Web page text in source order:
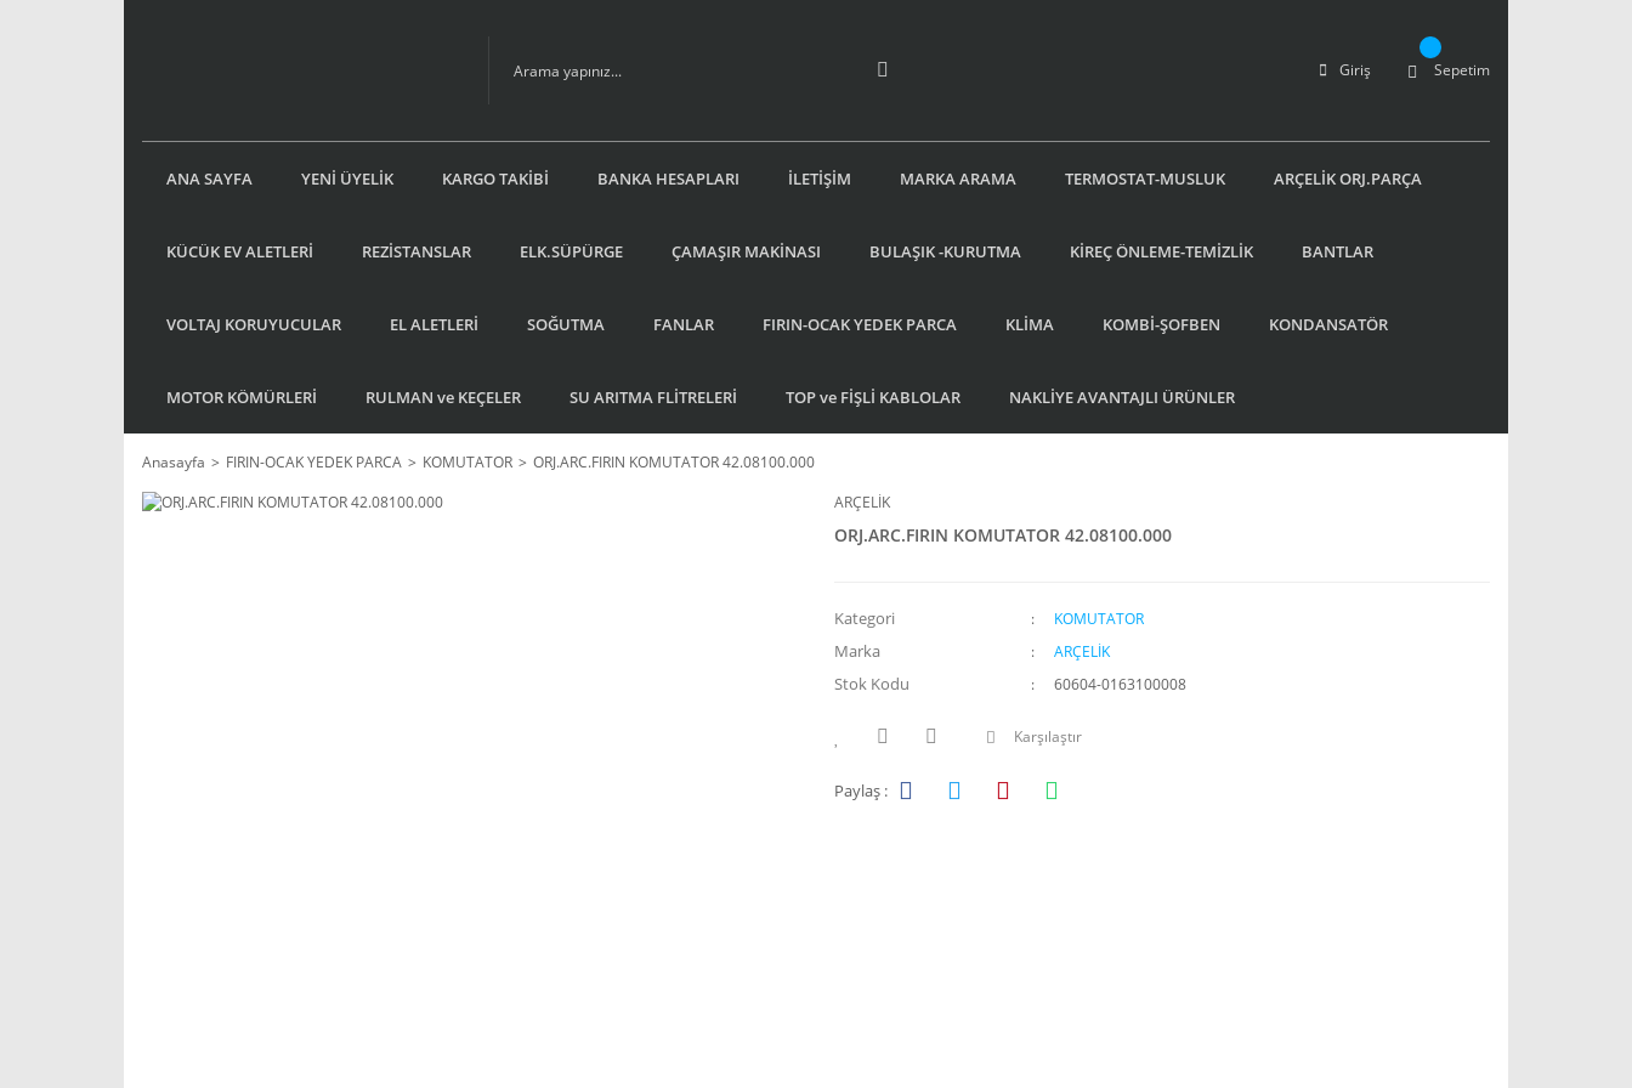
Giriş Sepetim
ANA SAYFA YENİ ÜYELİK KARGO TAKİBİ BANKA HESAPLARI İLETİŞİM MARKA ARAMA TERMOSTAT-MUSLUK ARÇELİK ORJ.PARÇA
KÜCÜK EV ALETLERİ REZİSTANSLAR ELK.SÜPÜRGE ÇAMAŞIR MAKİNASI BULAŞIK -KURUTMA KİREÇ ÖNLEME-TEMİZLİK BANTLAR
VOLTAJ KORUYUCULAR EL ALETLERİ SOĞUTMA FANLAR FIRIN-OCAK YEDEK PARCA KLİMA KOMBİ-ŞOFBEN KONDANSATÖR
MOTOR KÖMÜRLERİ RULMAN ve KEÇELER SU ARITMA FLİTRELERİ TOP ve FİŞLİ KABLOLAR NAKLİYE AVANTAJLI ÜRÜNLER
Anasayfa FIRIN-OCAK YEDEK PARCA KOMUTATOR
ORJ.ARC.FIRIN KOMUTATOR 42.08100.000
ARÇELİK
ORJ.ARC.FIRIN KOMUTATOR 42.08100.000
Kategori KOMUTATOR
Marka ARÇELİK
Stok Kodu 60604-0163100008
Karşılaştır
Paylaş :